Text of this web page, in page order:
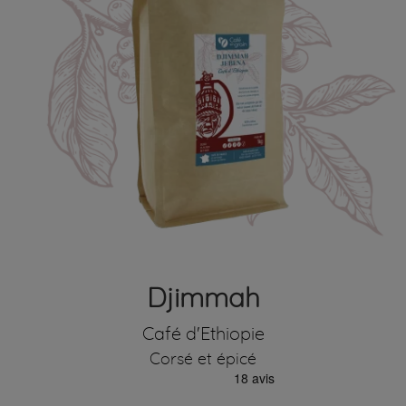
Djimmah
Café d'Ethiopie
Corsé et épicé